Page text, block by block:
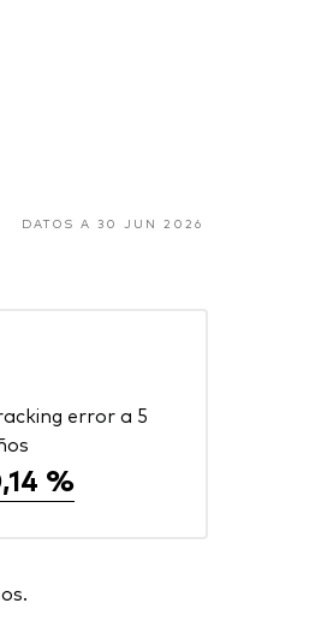
DATOS A 30 JUN 2026
error a 5
%